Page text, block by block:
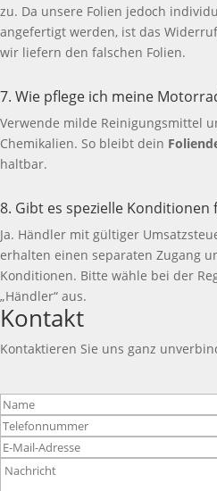
zu. Da unsere Folien jedoch
angefertigt werden, ist das
wir liefern den falschen Folien.
7. Wie pflege ich meine
Verwende milde Reinigungsmittel
Chemikalien. So bleibt dein
haltbar.
8. Gibt es spezielle Konditionen
Ja. Händler mit gültiger
erhalten einen separaten Zugang
Konditionen. Bitte wähle bei der
„Händler“ aus.
Kontakt
Kontaktieren Sie uns ganz
Bitte
lasse
dieses
Feld
leer.